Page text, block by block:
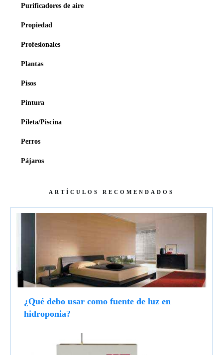
Purificadores de aire
Propiedad
Profesionales
Plantas
Pisos
Pintura
Pileta/Piscina
Perros
Pájaros
ARTÍCULOS RECOMENDADOS
¿Qué debo usar como fuente de luz en
hidroponia?